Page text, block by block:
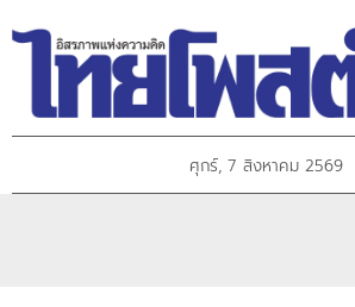
ศุกร์, 7 สิงหาคม 2569